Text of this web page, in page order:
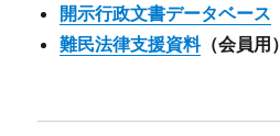
開示行政文書データベース
難民法律支援資料（会員用）